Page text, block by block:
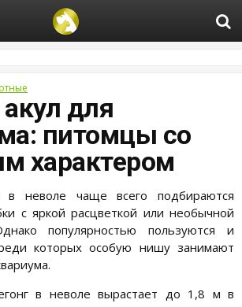
для
питомцы со
характером
в неволе чаще всего подбираются
с яркой расцветкой или необычной
популярностью пользуются и
которых особую нишу занимают
в неволе вырастает до 1,8 м в